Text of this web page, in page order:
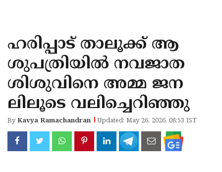
KANNUR
KASARAGOD
ഹരിപ്പാട് താലൂക്ക് ആ
ശുപത്രിയിൽ നവജാത
ശിശുവിനെ അമ്മ ജന
ലിലൂടെ വലിച്ചെറിഞ്ഞു
ByKavya Ramachandran Updated: May 26, 2026, 08:53 IST